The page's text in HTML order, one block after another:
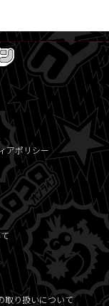
アポリシー
取り扱いについて